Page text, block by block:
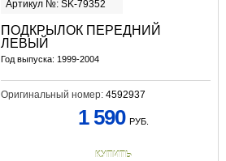
Артикул №: SK-79352
ПОДКРЫЛОК ПЕРЕДНИЙ
ЛЕВЫЙ
Год выпуска: 1999-2004
Оригинальный номер: 4592937
1 590 РУБ.
КУПИТЬ